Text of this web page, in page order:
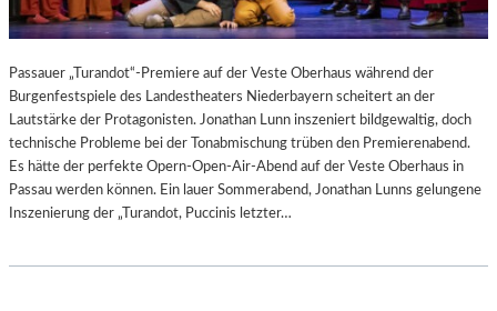
Passauer „Turandot“-Premiere auf der Veste Oberhaus während der
Burgenfestspiele des Landestheaters Niederbayern scheitert an der
Lautstärke der Protagonisten. Jonathan Lunn inszeniert bildgewaltig, doch
technische Probleme bei der Tonabmischung trüben den Premierenabend.
Es hätte der perfekte Opern-Open-Air-Abend auf der Veste Oberhaus in
Passau werden können. Ein lauer Sommerabend, Jonathan Lunns gelungene
Inszenierung der „Turandot, Puccinis letzter…